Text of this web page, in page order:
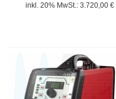
inkl. 20% MwSt.: 3.720,00 €